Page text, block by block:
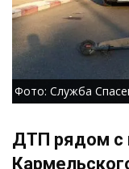
Фото: Служба
ДТП рядом с